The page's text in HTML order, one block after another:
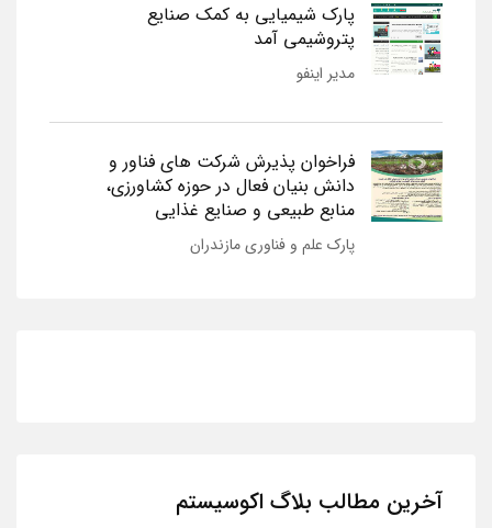
پارک شیمیایی به کمک صنایع
پتروشیمی آمد
مدیر اینفو
فراخوان پذیرش شرکت های فناور و
دانش بنیان فعال در حوزه کشاورزی،
منابع طبیعی و صنایع غذایی
پارک علم و فناوری مازندران
آخرین مطالب بلاگ اکوسیستم